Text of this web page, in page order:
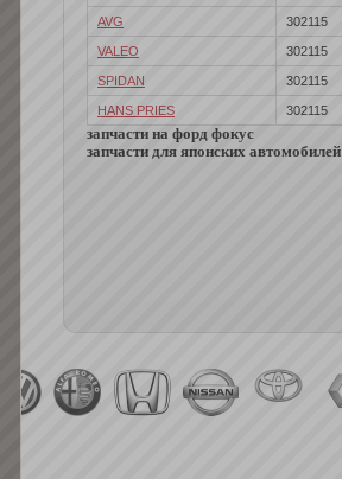
AVG 302115
VALEO 302115
SPIDAN 302115
HANS PRIES 302115
запчасти на форд фокус
запчасти для японских автомобилей